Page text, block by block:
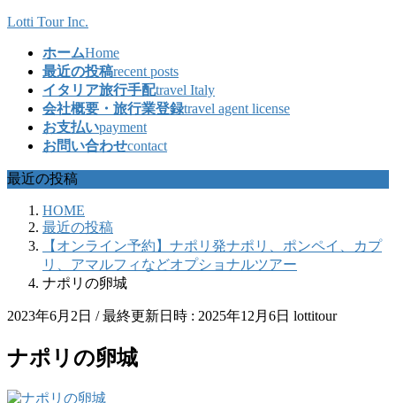
コ
ッ
プ
ナ
移
動
Lotti Tour Inc.
ホームHome
最近の投稿recent posts
イタリア旅行手配travel Italy
会社概要・旅行業登録travel agent license
お支払いpayment
お問い合わせcontact
最近の投稿
HOME
最近の投稿
【オンライン予約】ナポリ発ナポリ、ポンペイ、カプ
リ、アマルフィなどオプショナルツアー
ナポリの卵城
2023年6月2日 / 最終更新日時 : 2025年12月6日 lottitour
ナポリの卵城